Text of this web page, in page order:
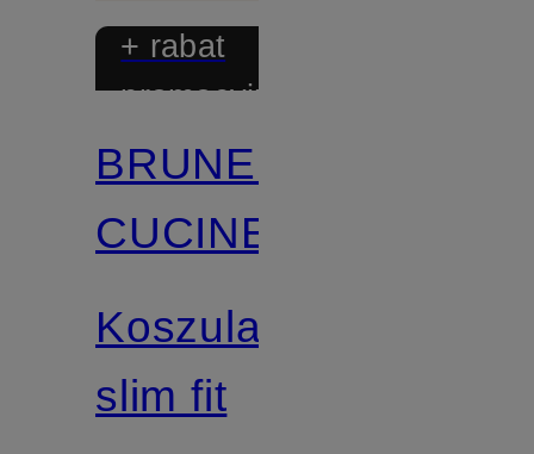
+ rabat
promocyjny
BRUNELLO
CUCINELLI
Koszula
slim fit